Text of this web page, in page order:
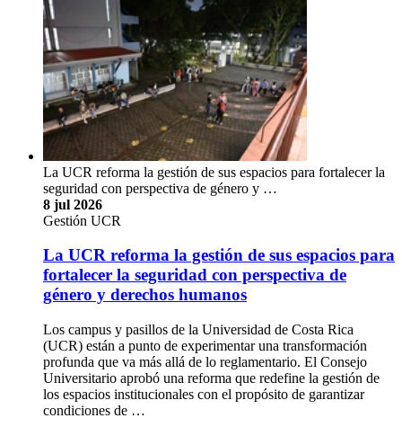
La UCR reforma la gestión de sus espacios para fortalecer la
seguridad con perspectiva de género y …
8 jul 2026
Gestión UCR
La UCR reforma la gestión de sus espacios para
fortalecer la seguridad con perspectiva de
género y derechos humanos
Los campus y pasillos de la Universidad de Costa Rica
(UCR) están a punto de experimentar una transformación
profunda que va más allá de lo reglamentario. El Consejo
Universitario aprobó una reforma que redefine la gestión de
los espacios institucionales con el propósito de garantizar
condiciones de …